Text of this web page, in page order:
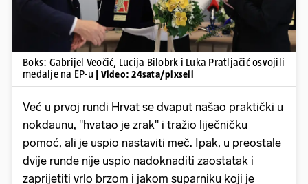
Boks: Gabrijel Veočić, Lucija Bilobrk i Luka Pratljačić osvojili
medalje na EP-u
| Video: 24sata/pixsell
Već u prvoj rundi Hrvat se dvaput našao praktički u
nokdaunu, "hvatao je zrak" i tražio liječničku
pomoć, ali je uspio nastaviti meč. Ipak, u preostale
dvije runde nije uspio nadoknaditi zaostatak i
zaprijetiti vrlo brzom i jakom suparniku koji je